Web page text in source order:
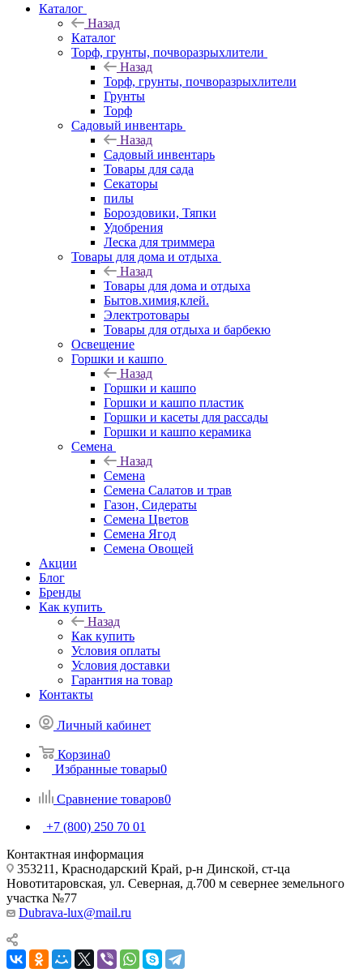
Каталог
Назад
Каталог
Торф, грунты, почворазрыхлители
Назад
Торф, грунты, почворазрыхлители
Грунты
Торф
Садовый инвентарь
Назад
Садовый инвентарь
Товары для сада
Секаторы
пилы
Бороздовики, Тяпки
Удобрения
Леска для триммера
Товары для дома и отдыха
Назад
Товары для дома и отдыха
Бытов.химия,клей.
Электротовары
Товары для отдыха и барбекю
Освещение
Горшки и кашпо
Назад
Горшки и кашпо
Горшки и кашпо пластик
Горшки и касеты для рассады
Горшки и кашпо керамика
Семена
Назад
Семена
Семена Салатов и трав
Газон, Сидераты
Семена Цветов
Семена Ягод
Семена Овощей
Акции
Блог
Бренды
Как купить
Назад
Как купить
Условия оплаты
Условия доставки
Гарантия на товар
Контакты
Личный кабинет
Корзина0
Избранные товары0
Сравнение товаров0
+7 (800) 250 70 01
Контактная информация
353211, Краснодарский Край, р-н Динской, ст-ца
Новотитаровская, ул. Северная, д.700 м севернее земельного
участка №77
Dubrava-lux@mail.ru